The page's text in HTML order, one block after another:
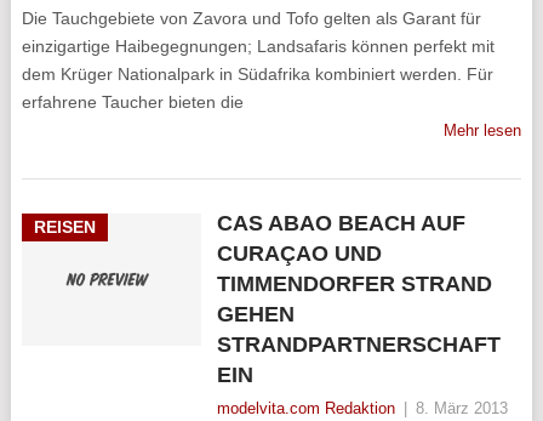
Die Tauchgebiete von Zavora und Tofo gelten als Garant für
einzigartige Haibegegnungen; Landsafaris können perfekt mit
dem Krüger Nationalpark in Südafrika kombiniert werden. Für
erfahrene Taucher bieten die
Mehr lesen
REISEN
CAS ABAO BEACH AUF
CURAÇAO UND
TIMMENDORFER STRAND
GEHEN
STRANDPARTNERSCHAFT
EIN
modelvita.com Redaktion 8. März 2013